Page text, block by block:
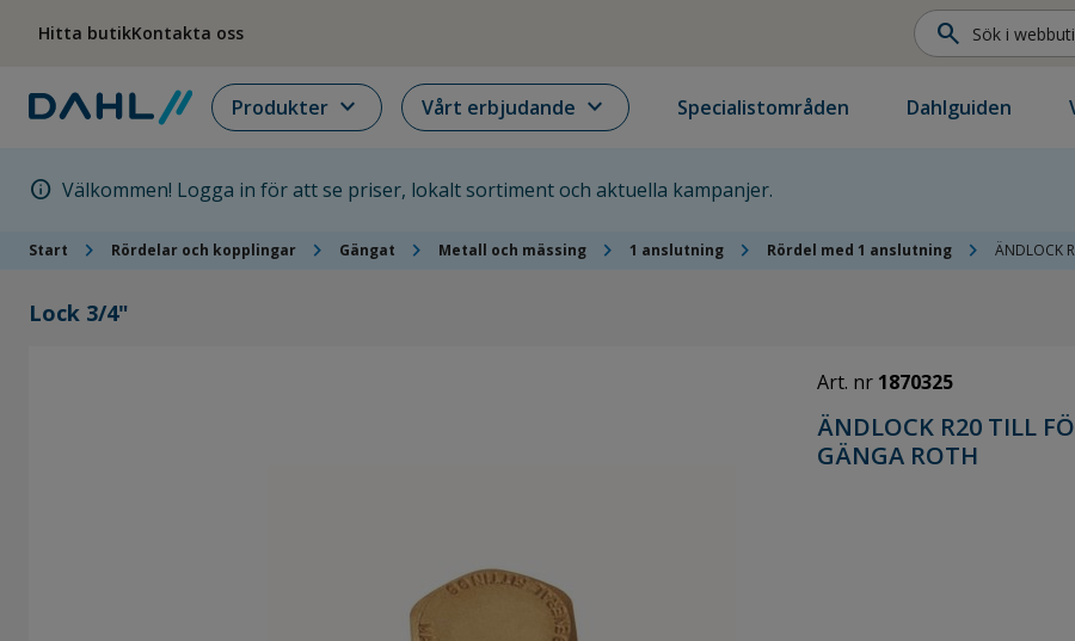
Hitta butikKontakta oss search
Produkter expand_more Vårt erbjudande expand_more Specialistområden Dahlguiden
info Välkommen! Logga in för att se priser, lokalt sortiment och aktuella kampanjer.
Start chevron_right Rördelar och kopplingar chevron_right Gängat chevron_right Metall och mässing chevron_right 1 anslutning chevron_right Rördel med 1 anslutning chevron_right ÄNDLOCK
Lock 3/4"
Art. nr 1870325
ÄNDLOCK R20 TILL
GÄNGA ROTH